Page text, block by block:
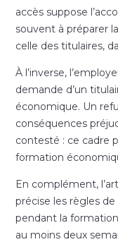
accès suppose
souvent à préparer
celle des titulaires,
À l’inverse,
demande d’un
économique. Un
conséquences
contesté : ce cadre
formation
En complément,
précise les règles
pendant la
au moins deux